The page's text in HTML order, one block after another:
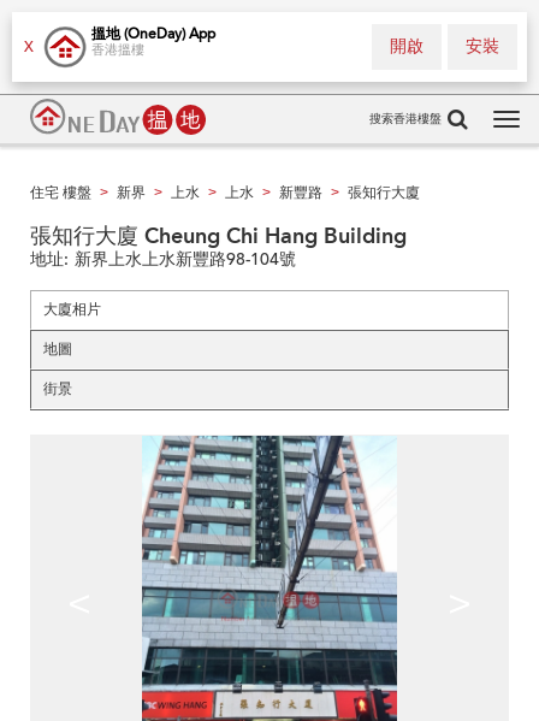
X
搵地 (OneDay) App
香港搵樓 安裝
開啟
搜索香港樓盤
住宅 樓盤 > 新界 > 上水 > 上水 > 新豐路 > 張知行大廈
張知行大廈 Cheung Chi Hang Building
地址: 新界上水上水新豐路98-104號
大廈相片
地圖
街景